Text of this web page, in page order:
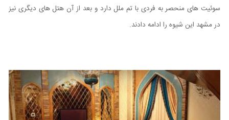
سوئیت های منحصر به فردی با تم ملل دارد و بعد از آن هتل های دیگری نیز
در مشهد این شیوه را ادامه دادند.